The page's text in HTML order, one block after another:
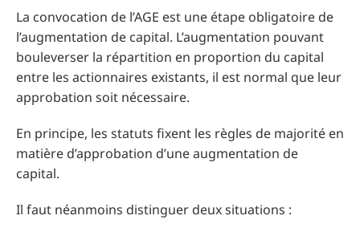
La convocation de l’AGE est une étape obligatoire de
l’augmentation de capital. L’augmentation pouvant
bouleverser la répartition en proportion du capital
entre les actionnaires existants, il est normal que leur
approbation soit nécessaire.
En principe, les statuts fixent les règles de majorité en
matière d’approbation d’une augmentation de
capital.
Il faut néanmoins distinguer deux situations :